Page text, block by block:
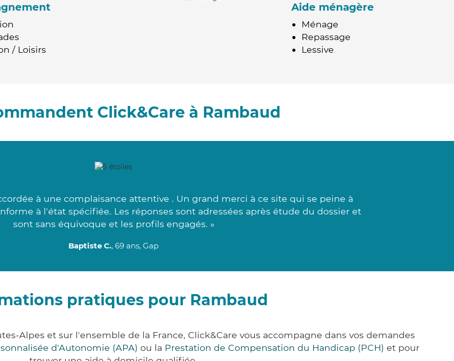
/ Loisirs
Aide ménagère
Ménage
Repassage
Lessive
Click&Care à Rambaud
à une complaisance attentive . Un grand merci à ce site qui se peine à
à l'état spécifiée. Les réponses sont adressées après étude du dossier et
sont sans équivoque et les profils engagés. »
Baptiste C., 69 ans, Gap
pratiques pour Rambaud
Alpes et sur l'ensemble de la France, Click&Care vous accompagne dans vos demandes
d'Autonomie (APA) ou la Prestation de Compensation du Handicap (PCH) et pour